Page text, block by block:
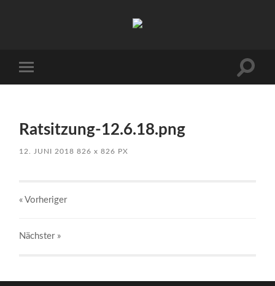
Menü
Ratsitzung-12.6.18.png
12. JUNI 2018 826x 826 PX
« Vorheriger
Nächster »